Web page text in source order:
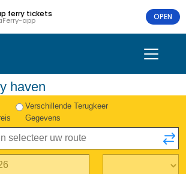
ferry tickets
app OPEN
haven
Verschillende Terugkeer
Gegevens